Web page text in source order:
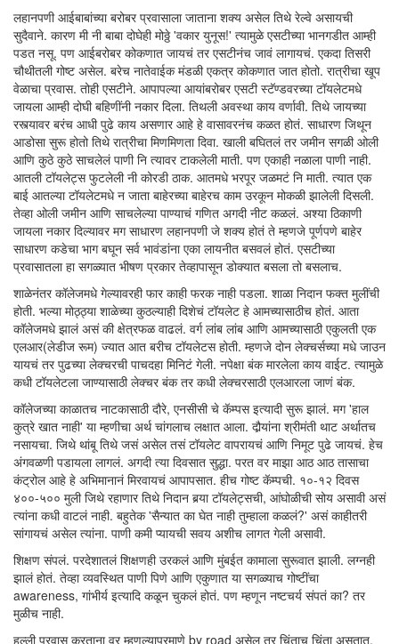
लहानपणी आईबाबांच्या बरोबर प्रवासाला जाताना शक्य असेल तिथे रेल्वे असायची
सुदैवाने. कारण मी नी बाबा दोघेही मोठ्ठे 'वकार युनूस!' त्यामुळे एसटीच्या भानगडीत आम्ही
पडत नसू. पण आईबरोबर कोकणात जायचं तर एसटीनंच जावं लागायचं. एकदा तिसरी
चौथीतली गोष्ट असेल. बरेच नातेवाईक मंडळी एकत्र कोकणात जात होतो. रात्रीचा खूप
वेळाचा प्रवास. तोही एसटीने. आपापल्या आयांबरोबर एसटी स्टॅण्डवरच्या टॉयलेटमधे
जायला आम्ही दोघी बहिणींनी नकार दिला. तिथली अवस्था काय वर्णावी. तिथे जायच्या
रस्त्यावर बरंच आधी पुढे काय असणार आहे हे वासावरनंच कळत होतं. साधारण जिथून
आडोसा सुरू होतो तिथे रात्रीचा मिणमिणता दिवा. खाली बघितलं तर जमीन सगळी ओली
आणि कुठे कुठे साचलेलं पाणी नि त्यावर टाकलेली माती. पण एकाही नळाला पाणी नाही.
आतली टॉयलेट्स फुटलेली नी कोरडी ठाक. आतमधे भरपूर जळमटं नि माती. त्यात एक
बाई आतल्या टॉयलेटमधे न जाता बाहेरच्या बाहेरच काम उरकून मोकळी झालेली दिसली.
तेव्हा ओली जमीन आणि साचलेल्या पाण्याचं गणित अगदी नीट कळलं. अश्या ठिकाणी
जायला नकार दिल्यावर मग साधारण लहानपणी जे शक्य होतं ते म्हणजे पूर्णपणे बाहेर
साधारण कडेचा भाग बघून सर्व भावंडांना एका लायनीत बसवलं होतं. एसटीच्या
प्रवासातला हा सगळ्यात भीषण प्रकार तेव्हापासून डोक्यात बसला तो बसलाच.
शाळेनंतर कॉलेजमधे गेल्यावरही फार काही फरक नाही पडला. शाळा निदान फक्त मुलींची
होती. भल्या मोठ्ठ्या शाळेच्या कुठल्याही दिशेचं टॉयलेट हे आमच्यासाठीच होतं. आता
कॉलेजमधे झालं असं की क्षेत्रफळ वाढलं. वर्ग लांब लांब आणि आमच्यासाठी एकुलती एक
एलआर(लेडीज रूम) ज्यात आत बरीच टॉयलेटस होती. म्हणजे दोन लेक्चर्सच्या मधे जाउन
यायचं तर पुढच्या लेक्चरची पाचदहा मिनिटं गेली. नपेक्षा बंक मारलेला काय वाईट. त्यामुळे
कधी टॉयलेटला जाण्यासाठी लेक्चर बंक तर कधी लेक्चरसाठी एलआरला जाणं बंक.
कॉलेजच्या काळातच नाटकासाठी दौरे, एनसीसी चे कॅम्पस इत्यादी सुरू झालं. मग 'हाल
कुत्रे खात नाही' या म्हणीचा अर्थ चांगलाच लक्षात आला. दौर्‍यांना श्रीमंती थाट अर्थातच
नसायचा. जिथे थांबू तिथे जसं असेल तसं टॉयलेट वापरायचं आणि निमूट पुढे जायचं. हेच
अंगवळणी पडायला लागलं. अगदी त्या दिवसात सुद्धा. परत वर माझा आठ आठ तासाचा
कंट्रोल आहे हे अभिमानानं मिरवायचं आपापसात. हीच गोष्ट कॅम्पची. १०-१२ दिवस
४००-५०० मुली जिथे रहाणार तिथे निदान बर्‍या टॉयलेट्सची, आंघोळीची सोय असावी असं
त्यांना कधी वाटलं नाही. बहुतेक 'सैन्यात का घेत नाही तुम्हाला कळलं?' असं काहीतरी
सांगायचं असेल त्यांना. पाणी कमी प्यायची सवय अशीच लागत गेली असावी.
शिक्षण संपलं. परदेशातलं शिक्षणही उरकलं आणि मुंबईत कामाला सुरूवात झाली. लग्नही
झालं होतं. तेव्हा व्यवस्थित पाणी पिणे आणि एकुणात या सगळ्याच गोष्टींचा
awareness, गांभीर्य इत्यादि कळून चुकलं होतं. पण म्हणून नष्टचर्य संपतं का? तर
मुळीच नाही.
हल्ली प्रवास करताना वर म्हणल्याप्रमाणे by road असेल तर चिंताच चिंता असतात.